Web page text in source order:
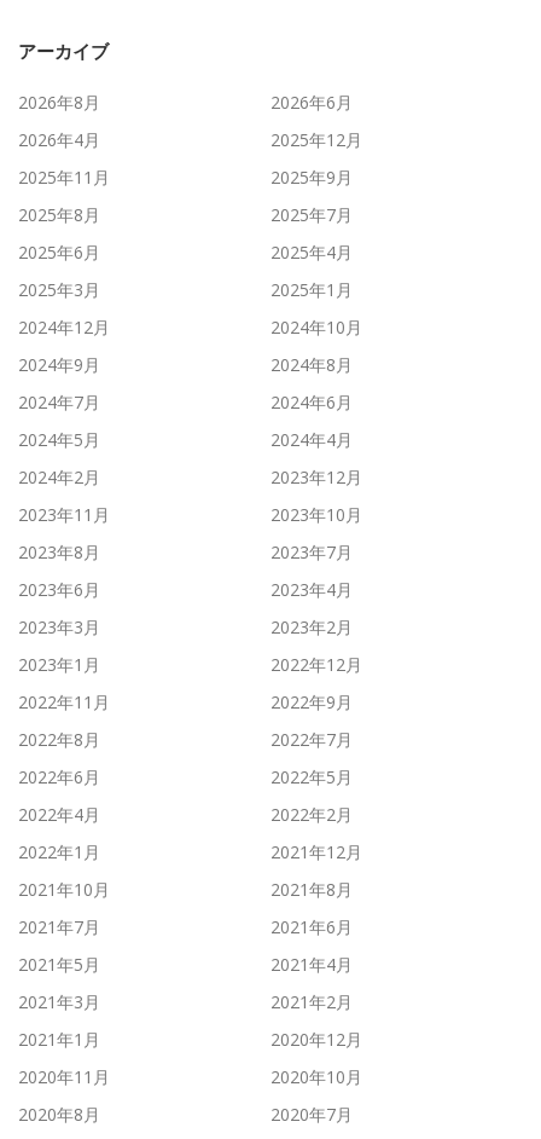
アーカイブ
2026年8月
2026年6月
2026年4月
2025年12月
2025年11月
2025年9月
2025年8月
2025年7月
2025年6月
2025年4月
2025年3月
2025年1月
2024年12月
2024年10月
2024年9月
2024年8月
2024年7月
2024年6月
2024年5月
2024年4月
2024年2月
2023年12月
2023年11月
2023年10月
2023年8月
2023年7月
2023年6月
2023年4月
2023年3月
2023年2月
2023年1月
2022年12月
2022年11月
2022年9月
2022年8月
2022年7月
2022年6月
2022年5月
2022年4月
2022年2月
2022年1月
2021年12月
2021年10月
2021年8月
2021年7月
2021年6月
2021年5月
2021年4月
2021年3月
2021年2月
2021年1月
2020年12月
2020年11月
2020年10月
2020年8月
2020年7月